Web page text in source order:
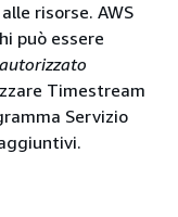
risorse. AWS
può essere
autorizzato
Timestream
Servizio